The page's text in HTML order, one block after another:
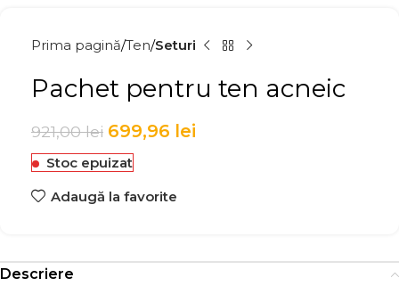
Prima pagină Ten Seturi
Pachet pentru ten acneic
921,00lei 699,96 lei
Stoc epuizat
Adaugă la favorite
Descriere